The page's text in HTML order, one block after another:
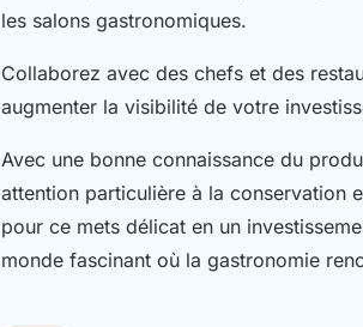
les salons gastronomiques.
Collaborez avec des chefs et des
augmenter la visibilité de votre
Avec une bonne connaissance du
attention particulière à la conservation
pour ce mets délicat en un
monde fascinant où la gastronomie